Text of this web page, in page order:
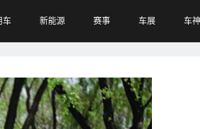
车 新能源 赛事 车展 车